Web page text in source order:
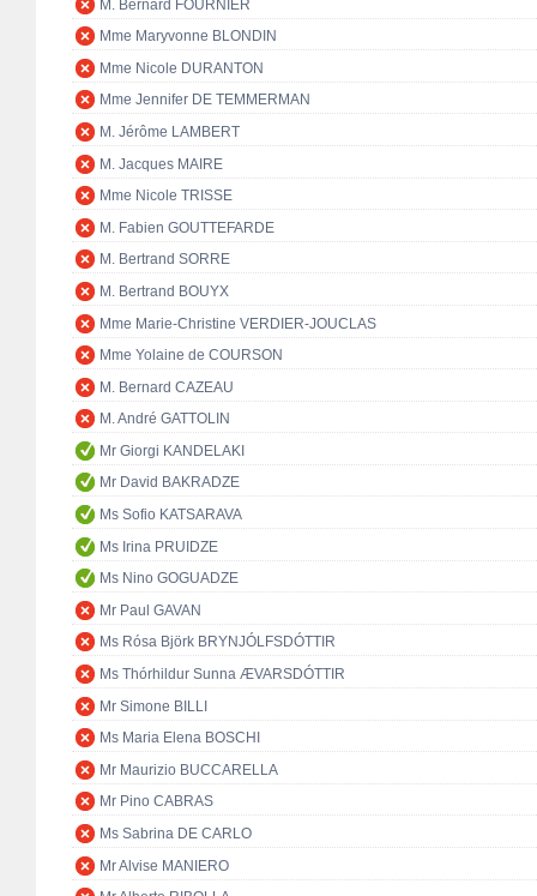
M. Bernard FOURNIER
Mme Maryvonne BLONDIN
Mme Nicole DURANTON
Mme Jennifer DE TEMMERMAN
M. Jérôme LAMBERT
M. Jacques MAIRE
Mme Nicole TRISSE
M. Fabien GOUTTEFARDE
M. Bertrand SORRE
M. Bertrand BOUYX
Mme Marie-Christine VERDIER-JOUCLAS
Mme Yolaine de COURSON
M. Bernard CAZEAU
M. André GATTOLIN
Mr Giorgi KANDELAKI
Mr David BAKRADZE
Ms Sofio KATSARAVA
Ms Irina PRUIDZE
Ms Nino GOGUADZE
Mr Paul GAVAN
Ms Rósa Björk BRYNJÓLFSDÓTTIR
Ms Thórhildur Sunna ÆVARSDÓTTIR
Mr Simone BILLI
Ms Maria Elena BOSCHI
Mr Maurizio BUCCARELLA
Mr Pino CABRAS
Ms Sabrina DE CARLO
Mr Alvise MANIERO